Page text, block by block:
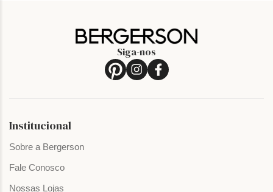
Siga-nos
Institucional
Sobre a Bergerson
Fale Conosco
Nossas Lojas